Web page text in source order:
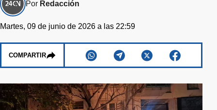
Por Redacción
Martes, 09 de junio de 2026 a las 22:59
COMPARTIR